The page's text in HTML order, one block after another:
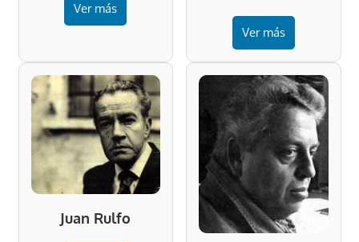
Ver más
Ver más
Juan Rulfo